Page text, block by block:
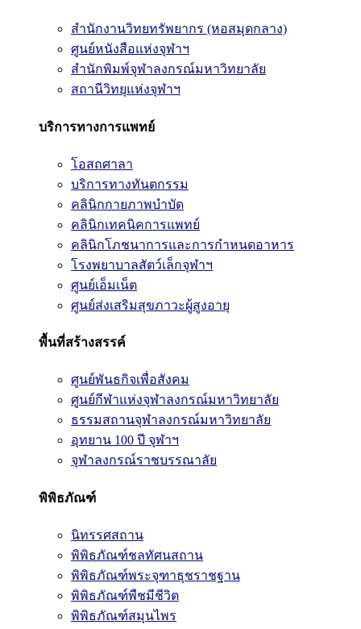
สำนักงานวิทยทรัพยากร (หอสมุดกลาง)
ศูนย์หนังสือแห่งจุฬาฯ
สำนักพิมพ์จุฬาลงกรณ์มหาวิทยาลัย
สถานีวิทยุแห่งจุฬาฯ
บริการทางการแพทย์
โอสถศาลา
บริการทางทันตกรรม
คลินิกกายภาพบำบัด
คลินิกเทคนิคการแพทย์
คลินิกโภชนาการและการกำหนดอาหาร
โรงพยาบาลสัตว์เล็กจุฬาฯ
ศูนย์เอ็มเน็ต
ศูนย์ส่งเสริมสุขภาวะผู้สูงอายุ
พื้นที่สร้างสรรค์
ศูนย์พันธกิจเพื่อสังคม
ศูนย์กีฬาแห่งจุฬาลงกรณ์มหาวิทยาลัย
ธรรมสถานจุฬาลงกรณ์มหาวิทยาลัย
อุทยาน 100 ปี จุฬาฯ
จุฬาลงกรณ์ราชบรรณาลัย
พิพิธภัณฑ์
นิทรรศสถาน
พิพิธภัณฑ์ชลทัศนสถาน
พิพิธภัณฑ์พระจุฑาธุชราชฐาน
พิพิธภัณฑ์พืชมีชีวิต
พิพิธภัณฑ์สมุนไพร